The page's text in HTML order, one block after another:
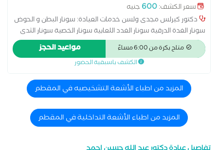
سعر الكشف:600 جنيه
دكتور كيرلس مجدى ولسن خدمات العيادة: سونار البطن و الحوض
سونار الغدة الدرقية سونار الغدد اللعابية سونار الخصية سونار الثدى
سونار الحمل سونار الأنسجة السطحية سونار الأمعاء سونار المفاصل
و العضلات سونار المخ للأطفال حديثى الولادة سونار الرئة دوبليكس
شرايين طرف واحد دوبليكس شرايين طرفين دوبليكس أوردة طرف
وصلة الغسيل الكلوى خدمات الأشعة التداخلية بالعيادة: بزل السوائل
من البطن بزل السوائل على الرئه أخذ عينات الأورام (الكبد، الغدة
الدرقية، الثدى، الغدد الليمفاوية
متاح بكرة من 6:00 مساءً مواعيد الحجز
الكشف باسبقية الحضور
المزيد من اطباء الأشعة التشخيصيه في المقطم
المزيد من اطباء الأشعة التداخلية في المقطم